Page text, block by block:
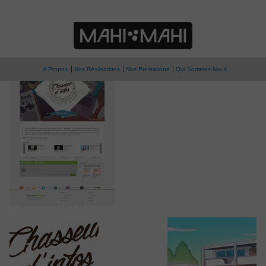
A Propos Nos Réalisations Nos Prestations Qui Sommes-Nous